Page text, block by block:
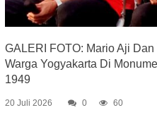
GALERI FOTO: Mario Aji
Warga Yogyakarta Di
1949
20 Juli 2026 0 60